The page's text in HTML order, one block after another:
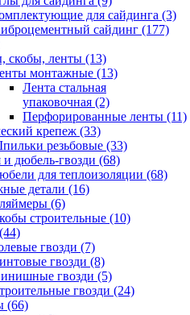
для сайдинга (3)
сайдинг (177)
скобы, ленты (13)
монтажные (13)
Лента стальная
упаковочная (2)
Перфорированные ленты (11)
крепеж (33)
резьбовые (33)
дюбель-гвозди (68)
для теплоизоляции (68)
детали (16)
(6)
строительные (10)
гвозди (7)
гвозди (8)
гвозди (5)
гвозди (24)
(66)